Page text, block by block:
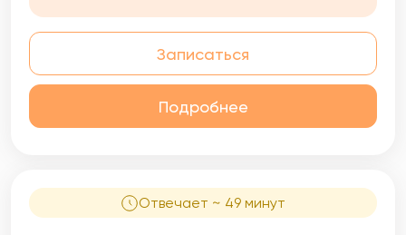
Записаться
Подробнее
Отвечает ~ 49 минут